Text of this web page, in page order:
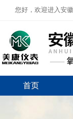
您好，欢迎进入安
首页